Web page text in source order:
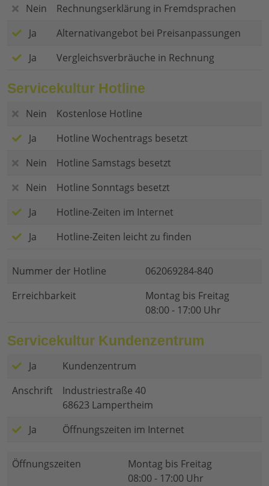
Nein
Rechnungserklärung in Fremdsprachen
Ja
Alternativangebot bei Preisanpassungen
Ja
Vergleichsverbräuche in Rechnung
Servicekultur Hotline
Nein
Kostenlose Hotline
Ja
Hotline Wochentrags besetzt
Nein
Hotline Samstags besetzt
Nein
Hotline Sonntags besetzt
Ja
Hotline-Zeiten im Internet
Ja
Hotline-Zeiten leicht zu finden
Nummer der Hotline
062069284-840
Erreichbarkeit
Montag bis Freitag
08:00 - 17:00 Uhr
Servicekultur Kundenzentrum
Ja
Kundenzentrum
Anschrift
Industriestraße 40
68623 Lampertheim
Ja
Öffnungszeiten im Internet
Öffnungszeiten
Montag bis Freitag
08:00 - 17:00 Uhr